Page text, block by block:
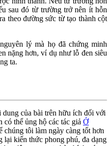
sau đó từ trường trở nên ít hỗn
theo đường sức từ tạo thành cột
lý mà họ đã chứng minh
nặng hơn, ví dụ như lỗ đen siêu
ta.
dung của bài trên hữu ích đối với
có thể ủng hộ các tác giả Ở
chúng tôi làm ngày càng tốt hơn
lại kiến thức phong phú, đa dạng